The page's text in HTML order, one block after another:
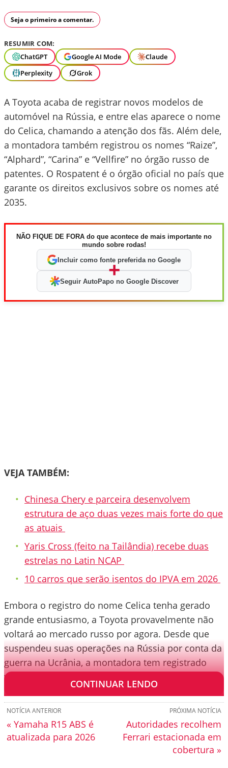
Seja o primeiro a comentar.
RESUMIR COM:
ChatGPT
Google AI Mode
Claude
Perplexity
Grok
A Toyota acaba de registrar novos modelos de
automóvel na Rússia, e entre elas aparece o nome
do Celica, chamando a atenção dos fãs. Além dele,
a montadora também registrou os nomes “Raize”,
“Alphard”, “Carina” e “Vellfire” no órgão russo de
patentes. O Rospatent é o órgão oficial no país que
garante os direitos exclusivos sobre os nomes até
2035.
NÃO FIQUE DE FORA do que acontece de mais importante no
mundo sobre rodas!
Incluir como fonte preferida no Google
+
Seguir AutoPapo no Google Discover
VEJA TAMBÉM:
Chinesa Chery e parceira desenvolvem
estrutura de aço duas vezes mais forte do que
as atuais
Yaris Cross (feito na Tailândia) recebe duas
estrelas no Latin NCAP
10 carros que serão isentos do IPVA em 2026
Embora o registro do nome Celica tenha gerado
grande entusiasmo, a Toyota provavelmente não
voltará ao mercado russo por agora. Desde que
suspendeu suas operações na Rússia por conta da
guerra na Ucrânia, a montadora tem registrado
várias marcas no país apenas por precaução.
CONTINUAR LENDO
PRÓXIMA NOTÍCIA
Autoridades recolhem
Ferrari estacionada em
cobertura »
NOTÍCIA ANTERIOR
« Yamaha R15 ABS é
atualizada para 2026